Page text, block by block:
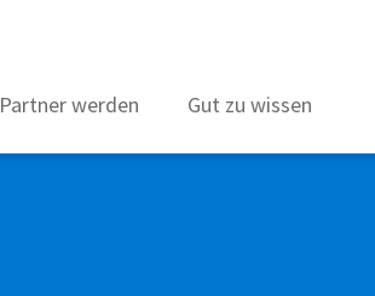
Partner werden Gut zu wissen